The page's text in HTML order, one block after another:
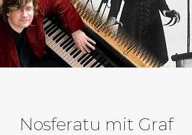
Nosferatu mit Graf